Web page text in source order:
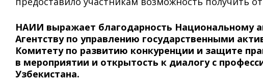
НАИИ выражает благодарность Национальному
Агентству по управлению государственными
Комитету по развитию конкуренции и защите
в мероприятии и открытость к диалогу с
Узбекистана.